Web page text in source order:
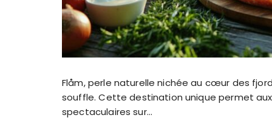
Flåm, perle naturelle nichée au cœur des
souffle. Cette destination unique permet
spectaculaires sur…